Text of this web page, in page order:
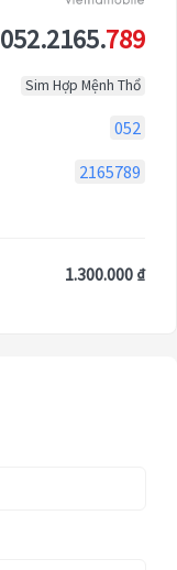
052.2165.789
Sim Hợp Mệnh Thổ
052
2165789
1.300.000 ₫